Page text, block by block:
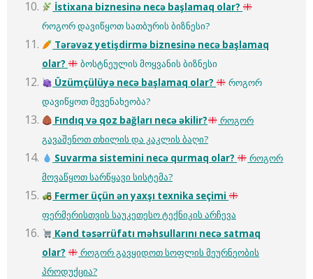
İstixana biznesinə necə başlamaq olar?
როგორ დავიწყოთ სათბურის ბიზნესი?
Tərəvəz yetişdirmə biznesinə necə başlamaq
olar?
ბოსტნეულის მოყვანის ბიზნესი
Üzümçülüyə necə başlamaq olar?
როგორ
დავიწყოთ მევენახეობა?
Fındıq və qoz bağları necə əkilir?
როგორ
გავაშენოთ თხილის და კაკლის ბაღი?
Suvarma sistemini necə qurmaq olar?
როგორ
მოვაწყოთ სარწყავი სისტემა?
Fermer üçün ən yaxşı texnika seçimi
ფერმერისთვის საუკეთესო ტექნიკის არჩევა
Kənd təsərrüfatı məhsullarını necə satmaq
olar?
როგორ გავყიდოთ სოფლის მეურნეობის
პროდუქცია?